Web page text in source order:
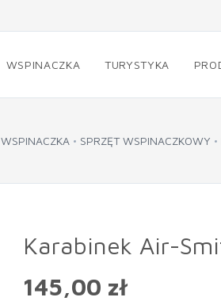
WSPINACZKA TURYSTYKA
WSPINACZKA SPRZĘT WSPINACZKOWY
Karabinek Air-
145,00 zł